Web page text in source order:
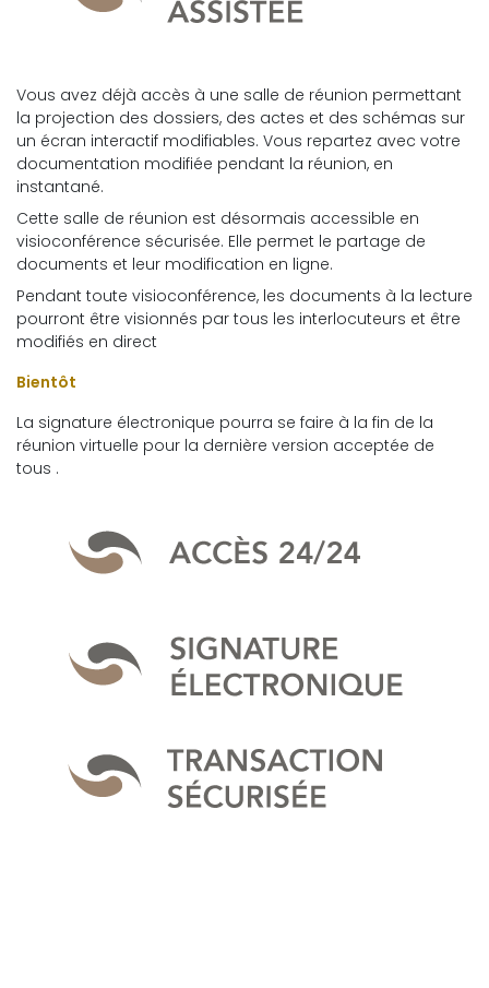
Vous avez déjà accès à une salle de réunion permettant
la projection des dossiers, des actes et des schémas sur
un écran interactif modifiables. Vous repartez avec votre
documentation modifiée pendant la réunion, en
instantané.
Cette salle de réunion est désormais accessible en
visioconférence sécurisée. Elle permet le partage de
documents et leur modification en ligne.
Pendant toute visioconférence, les documents à la lecture
pourront être visionnés par tous les interlocuteurs et être
modifiés en direct
Bientôt
La signature électronique pourra se faire à la fin de la
réunion virtuelle pour la dernière version acceptée de
tous .